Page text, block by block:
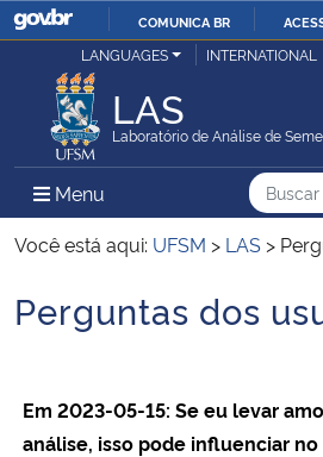
IR
COMUNICA BR
Ministério da Justiça e Segurança Pública
Ministério da Defesa
Ministério das Relações Exteriores
Ministério da Economia
LANGUAGES INTERNATIONAL
LAS
Laboratório de Análise de
Menu Menu Principal do Sítio
Busca
Busca:
Você está aqui: UFSM > LAS >
Início do conteúdo
Perguntas dos
Em 2023-05-15: Se eu levar
análise, isso pode influenciar